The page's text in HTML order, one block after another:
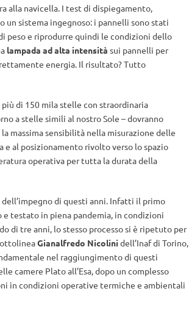
alla navicella. I test di dispiegamento,
sistema ingegnoso: i pannelli sono stati
peso e riprodurre quindi le condizioni dello
lampada ad alta intensità sui pannelli per
energia. Il risultato? Tutto
di 150 mila stelle con straordinaria
a stelle simili al nostro Sole – dovranno
massima sensibilità nella misurazione delle
e al posizionamento rivolto verso lo spazio
operativa per tutta la durata della
di questi anni. Infatti il primo
testato in piena pandemia, in condizioni
di tre anni, lo stesso processo si è ripetuto per
Gianalfredo Nicolini dell’Inaf di Torino,
nel raggiungimento di questi
camere Plato all’Esa, dopo un complesso
in condizioni operative termiche e ambientali